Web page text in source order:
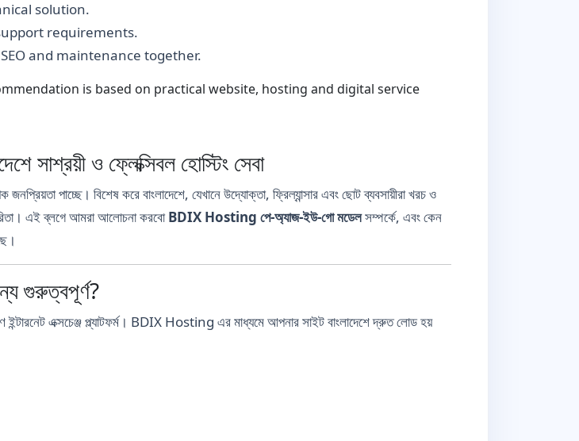
solution.
requirements.
and maintenance together.
is based on practical website, hosting and digital service
ও ফ্লেক্সিবল হোস্টিং সেবা
পাচ্ছে। বিশেষ করে বাংলাদেশে, যেখানে উদ্যোক্তা, ফ্রিল্যান্সার এবং ছোট ব্যবসায়ীরা খরচ ও
এই ব্লগে আমরা আলোচনা করবোBDIX Hosting পে-অ্যাজ-ইউ-গো মডেলসম্পর্কে, এবং কেন
গুরুত্বপূর্ণ?
এক্সচেঞ্জ প্ল্যাটফর্ম। BDIX Hosting এর মাধ্যমে আপনার সাইট বাংলাদেশে দ্রুত লোড হয়